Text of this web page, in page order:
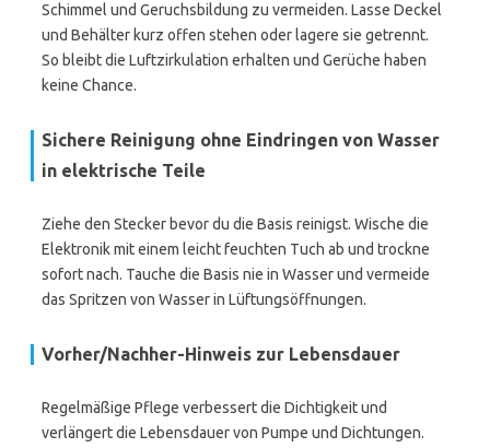
Schimmel und Geruchsbildung zu vermeiden. Lasse Deckel
und Behälter kurz offen stehen oder lagere sie getrennt.
So bleibt die Luftzirkulation erhalten und Gerüche haben
keine Chance.
Sichere Reinigung ohne Eindringen von Wasser
in elektrische Teile
Ziehe den Stecker bevor du die Basis reinigst. Wische die
Elektronik mit einem leicht feuchten Tuch ab und trockne
sofort nach. Tauche die Basis nie in Wasser und vermeide
das Spritzen von Wasser in Lüftungsöffnungen.
Vorher/Nachher-Hinweis zur Lebensdauer
Regelmäßige Pflege verbessert die Dichtigkeit und
verlängert die Lebensdauer von Pumpe und Dichtungen.